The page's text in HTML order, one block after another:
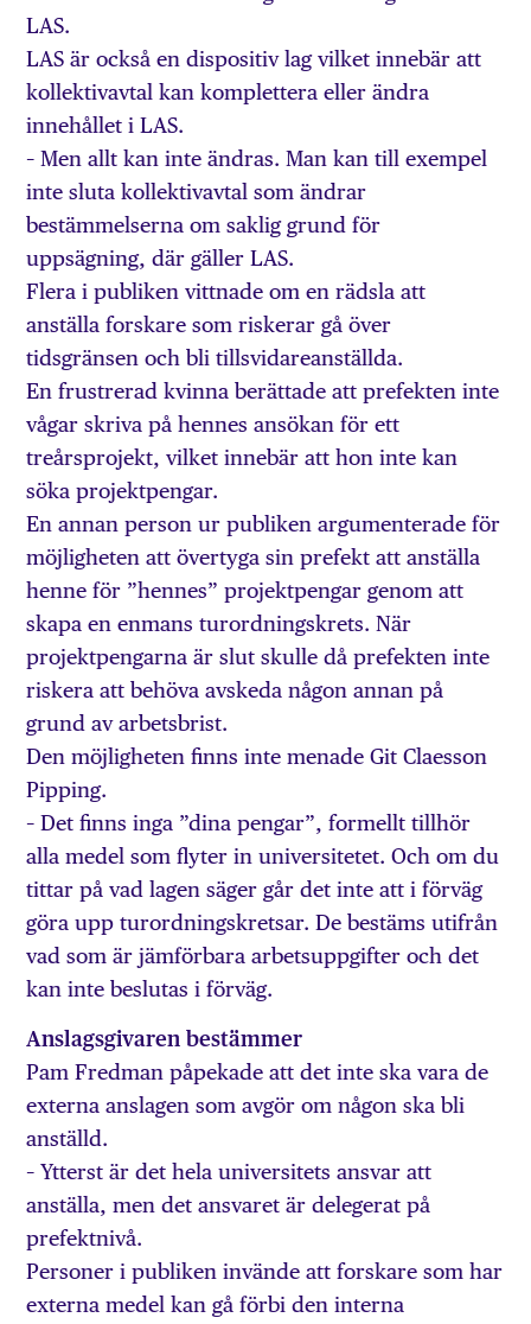
LAS.
LAS är också en dispositiv lag vilket innebär att
kollektivavtal kan komplettera eller ändra
innehållet i LAS.
– Men allt kan inte ändras. Man kan till exempel
inte sluta kollektivavtal som ändrar
bestämmelserna om saklig grund för
uppsägning, där gäller LAS.
Flera i publiken vittnade om en rädsla att
anställa forskare som riskerar gå över
tidsgränsen och bli tillsvidareanställda.
En frustrerad kvinna berättade att prefekten inte
vågar skriva på hennes ansökan för ett
treårsprojekt, vilket innebär att hon inte kan
söka projektpengar.
En annan person ur publiken argumenterade för
möjligheten att övertyga sin prefekt att anställa
henne för ”hennes” projektpengar genom att
skapa en enmans turordningskrets. När
projektpengarna är slut skulle då prefekten inte
riskera att behöva avskeda någon annan på
grund av arbetsbrist.
Den möjligheten finns inte menade Git Claesson
Pipping.
– Det finns inga ”dina pengar”, formellt tillhör
alla medel som flyter in universitetet. Och om du
tittar på vad lagen säger går det inte att i förväg
göra upp turordningskretsar. De bestäms utifrån
vad som är jämförbara arbetsuppgifter och det
kan inte beslutas i förväg.
Anslagsgivaren bestämmer
Pam Fredman påpekade att det inte ska vara de
externa anslagen som avgör om någon ska bli
anställd.
– Ytterst är det hela universitets ansvar att
anställa, men det ansvaret är delegerat på
prefektnivå.
Personer i publiken invände att forskare som har
externa medel kan gå förbi den interna